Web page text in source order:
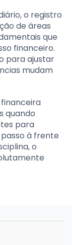
o registro
de áreas
que
financeiro.
para ajustar
mudam
quando
para
à frente
o